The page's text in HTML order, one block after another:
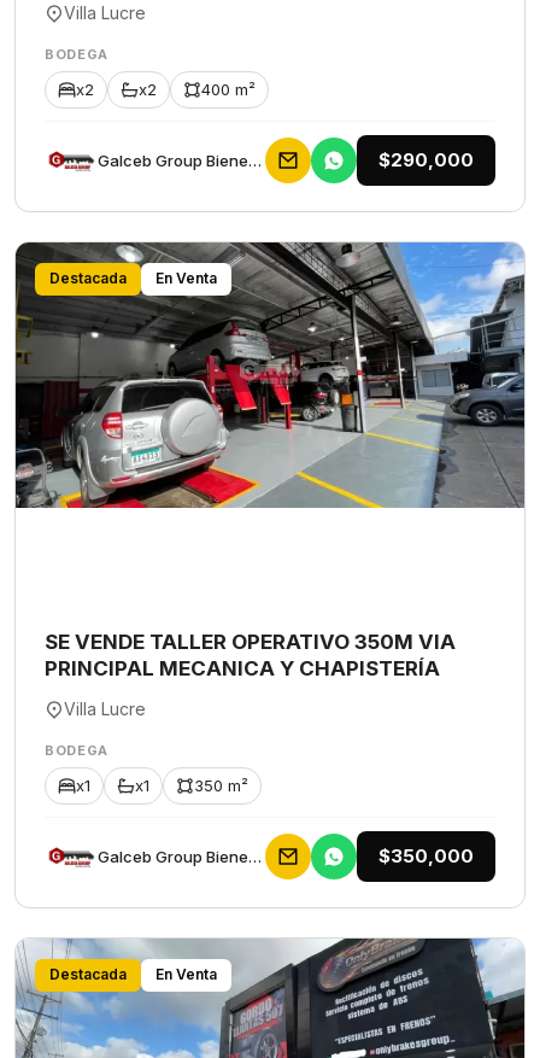
Villa Lucre
BODEGA
x2 x2 400 m²
Galceb Group Bienes Raices $290,000
Destacada En Venta
SE VENDE TALLER OPERATIVO 350M VIA
PRINCIPAL MECANICA Y CHAPISTERÍA
Villa Lucre
BODEGA
x1 x1 350 m²
Galceb Group Bienes Raices $350,000
Destacada En Venta